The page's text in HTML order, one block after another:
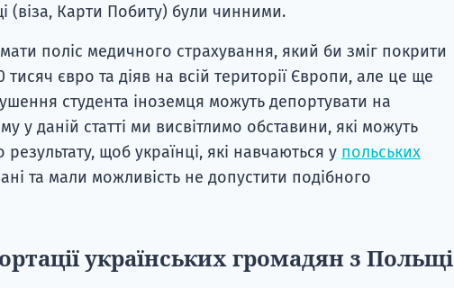
(віза, Карти Побиту) були чинними.
поліс медичного страхування, який би зміг покрити
тисяч євро та діяв на всій території Європи, але це ще
студента іноземця можуть депортувати на
у даній статті ми висвітлимо обставини, які можуть
щоб українці, які навчаються у польських
та мали можливість не допустити подібного
українських громадян з Польщі